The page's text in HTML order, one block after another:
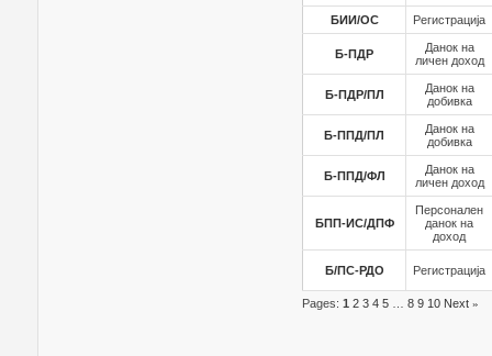
БИИ/ОС Регистрација
Б-ПДР
Данок на
личен доход
Б-ПДР/ПЛ
Данок на
добивка
Б-ППД/ПЛ
Данок на
добивка
Б-ППД/ФЛ
Данок на
личен доход
БПП-ИС/ДПФ
Персонален
данок на
доход
Б/ПС-РДО Регистрација
Pages: 1 2 3 4 5 8 9 10 Next »